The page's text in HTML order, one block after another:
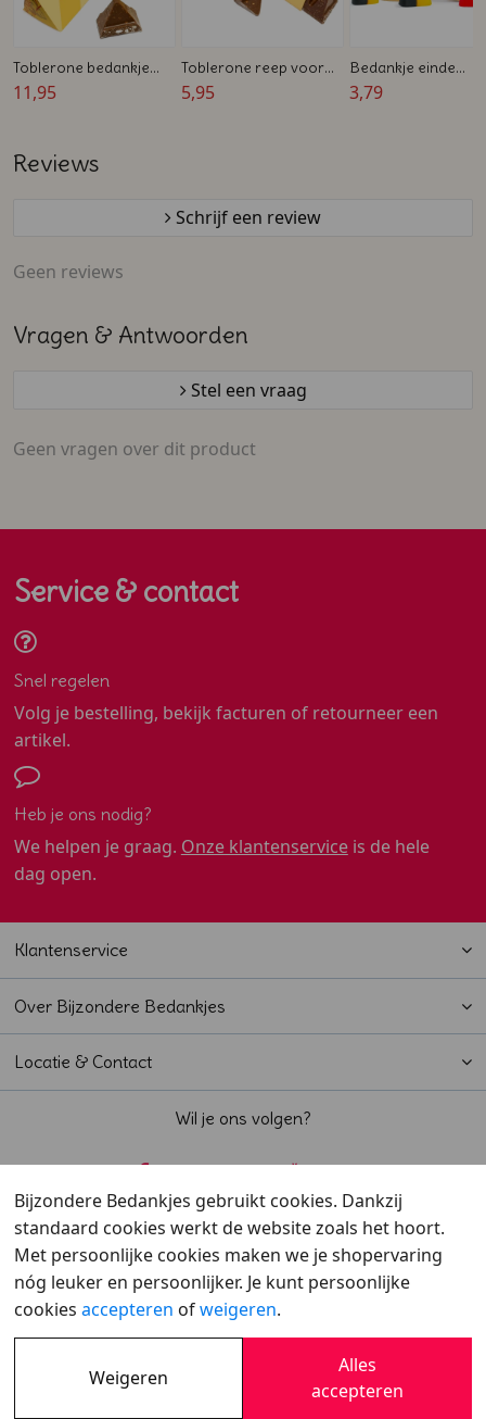
Toblerone bedankje
voor Juf of Meester -
11,95
Toblerone reep voor
de zorg - 100 gram
5,95
Bedankje einde
schooljaar
3,79
Reviews
Schrijf een review
Geen reviews
Vragen & Antwoorden
Stel een vraag
Geen vragen over dit product
Service & contact
Snel regelen
Volg je bestelling, bekijk facturen of retourneer een
artikel.
Heb je ons nodig?
We helpen je graag. Onze klantenserviceis de hele
dag open.
Klantenservice
Over Bijzondere Bedankjes
Locatie & Contact
Wil je ons volgen?
Overzicht• Cookies•Privacy
Bijzondere Bedankjes gebruikt cookies. Dankzij
standaard cookies werkt de website zoals het hoort.
Met persoonlijke cookies maken we je shopervaring
nóg leuker en persoonlijker. Je kunt persoonlijke
cookies accepteren ofweigeren.
Weigeren
Alles
accepteren